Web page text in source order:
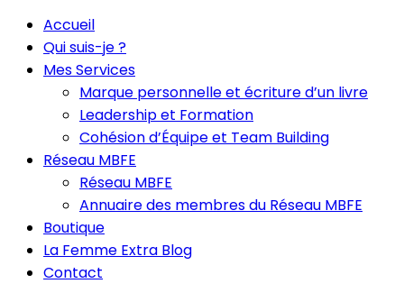
Accueil
Qui suis-je ?
Mes Services
Marque personnelle et écriture d’un livre
Leadership et Formation
Cohésion d’Équipe et Team Building
Réseau MBFE
Réseau MBFE
Annuaire des membres du Réseau MBFE
Boutique
La Femme Extra Blog
Contact